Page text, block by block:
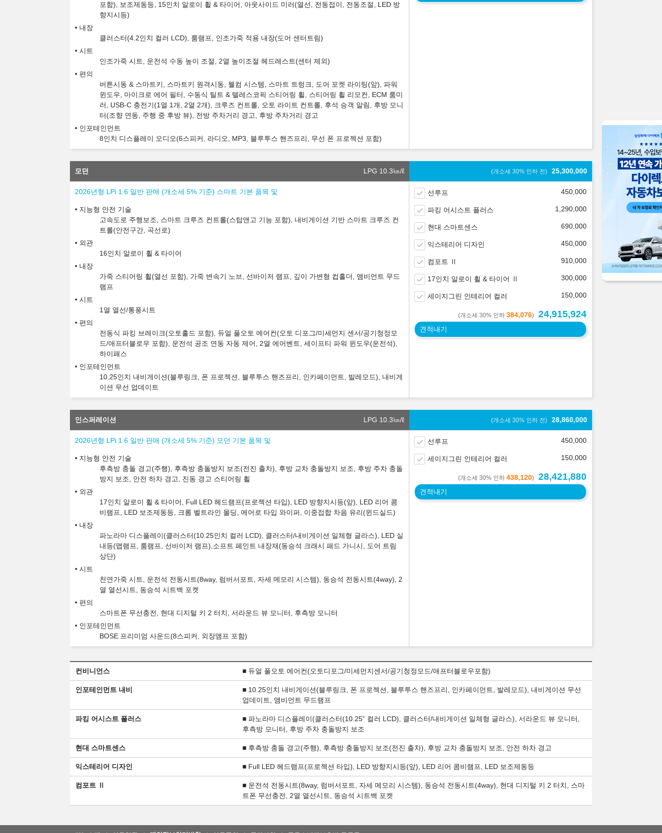
포함), 보조제동등, 15인치 알로이 휠 & 타이어, 아웃사이드 미러(열선, 전동접이, 전동조절, LED 방
향지시등)
내장
클러스터(4.2인치 컬러 LCD), 룸램프, 인조가죽 적용 내장(도어 센터트림)
시트
인조가죽 시트, 운전석 수동 높이 조절, 2열 높이조절 헤드레스트(센터 제외)
편의
버튼시동 & 스마트키, 스마트키 원격시동, 웰컴 시스템, 스마트 트렁크, 도어 포켓 라이팅(앞), 파워
윈도우, 마이크로 에어 필터, 수동식 틸트 & 텔레스코픽 스티어링 휠, 스티어링 휠 리모컨, ECM 룸미
러, USB-C 충전기(1열 1개, 2열 2개), 크루즈 컨트롤, 오토 라이트 컨트롤, 후석 승객 알림, 후방 모니
터(조향 연동, 주행 중 후방 뷰), 전방 주차거리 경고, 후방 주차거리 경고
인포테인먼트
8인치 디스플레이 오디오(6스피커, 라디오, MP3, 블루투스 핸즈프리, 무선 폰 프로젝션 포함)
모던 LPG 10.3㎞/ℓ (개소세 30% 인하 전) 25,300,000
2026년형 LPi 1.6 일반 판매 (개소세 5% 기준) 스마트 기본 품목 및
지능형 안전 기술
고속도로 주행보조, 스마트 크루즈 컨트롤(스탑앤고 기능 포함), 내비게이션 기반 스마트 크루즈 컨
트롤(안전구간, 곡선로)
외관
16인치 알로이 휠 & 타이어
내장
가죽 스티어링 휠(열선 포함), 가죽 변속기 노브, 선바이저 램프, 깊이 가변형 컵홀더, 앰비언트 무드
램프
시트
1열 열선/통풍시트
편의
전동식 파킹 브레이크(오토홀드 포함), 듀얼 풀오토 에어컨(오토 디포그/미세먼지 센서/공기청정모
드/애프터블로우 포함), 운전석 공조 연동 자동 제어, 2열 에어벤트, 세이프티 파워 윈도우(운전석),
하이패스
인포테인먼트
10.25인치 내비게이션(블루링크, 폰 프로젝션, 블루투스 핸즈프리, 인카페이먼트, 발레모드), 내비게
이션 무선 업데이트
선루프 450,000
파킹 어시스트 플러스 1,290,000
현대 스마트센스 690,000
익스테리어 디자인 450,000
컴포트 Ⅱ 910,000
17인치 알로이 휠 & 타이어 Ⅱ 300,000
세이지그린 인테리어 컬러 150,000
(개소세 30% 인하 384,076) 24,915,924
견적내기
인스퍼레이션 LPG 10.3㎞/ℓ (개소세 30% 인하 전) 28,860,000
2026년형 LPi 1.6 일반 판매 (개소세 5% 기준) 모던 기본 품목 및
지능형 안전 기술
후측방 충돌 경고(주행), 후측방 충돌방지 보조(전진 출차), 후방 교차 충돌방지 보조, 후방 주차 충돌
방지 보조, 안전 하차 경고, 진동 경고 스티어링 휠
외관
17인치 알로이 휠 & 타이어, Full LED 헤드램프(프로젝션 타입), LED 방향지시등(앞), LED 리어 콤
비램프, LED 보조제동등, 크롬 벨트라인 몰딩, 에어로 타입 와이퍼, 이중접합 차음 유리(윈드실드)
내장
파노라마 디스플레이(클러스터(10.25인치 컬러 LCD), 클러스터/내비게이션 일체형 글라스), LED 실
내등(맵램프, 룸램프, 선바이저 램프),소프트 페인트 내장재(동승석 크래시 패드 가니시, 도어 트림
상단)
시트
천연가죽 시트, 운전석 전동시트(8way, 럼버서포트, 자세 메모리 시스템), 동승석 전동시트(4way), 2
열 열선시트, 동승석 시트백 포켓
편의
스마트폰 무선충전, 현대 디지털 키 2 터치, 서라운드 뷰 모니터, 후측방 모니터
인포테인먼트
BOSE 프리미엄 사운드(8스피커, 외장앰프 포함)
선루프 450,000
세이지그린 인테리어 컬러 150,000
(개소세 30% 인하 438,120) 28,421,880
견적내기
컨비니언스 ■ 듀얼 풀오토 에어컨(오토디포그/미세먼지센서/공기청정모드/애프터블로우포함)
인포테인먼트 내비
■ 10.25인치 내비게이션(블루링크, 폰 프로젝션, 블루투스 핸즈프리, 인카페이먼트, 발레모드), 내비게이션 무선
업데이트, 앰비언트 무드램프
파킹 어시스트 플러스
■ 파노라마 디스플레이(클러스터(10.25” 컬러 LCD), 클러스터/내비게이션 일체형 글라스), 서라운드 뷰 모니터,
후측방 모니터, 후방 주차 충돌방지 보조
현대 스마트센스 ■ 후측방 충돌 경고(주행), 후측방 충돌방지 보조(전진 출차), 후방 교차 충돌방지 보조, 안전 하차 경고
익스테리어 디자인 ■ Full LED 헤드램프(프로젝션 타입), LED 방향지시등(앞), LED 리어 콤비램프, LED 보조제동등
컴포트 Ⅱ
■ 운전석 전동시트(8way, 럼버서포트, 자세 메모리 시스템), 동승석 전동시트(4way), 현대 디지털 키 2 터치, 스마
트폰 무선충전, 2열 열선시트, 동승석 시트백 포켓